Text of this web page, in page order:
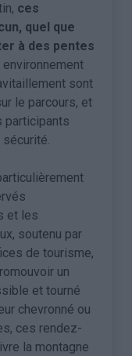
ces
quel que
à des pentes
environnement
sont
le parcours, et
participants
sécurité.
et les
soutenu par
de tourisme,
un
et tourné
chevronné ou
ces rendez-
la montagne